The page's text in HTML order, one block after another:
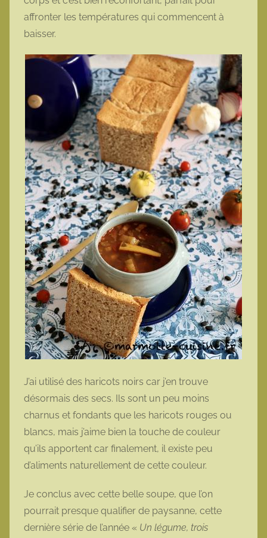
affronter les températures qui commencent à
baisser.
J’ai utilisé des haricots noirs car j’en trouve
désormais des secs. Ils sont un peu moins
charnus et fondants que les haricots rouges ou
blancs, mais j’aime bien la touche de couleur
qu’ils apportent car finalement, il existe peu
d’aliments naturellement de cette couleur.
Je conclus avec cette belle soupe, que l’on
pourrait presque qualifier de paysanne, cette
dernière série de l’année « Un légume, trois